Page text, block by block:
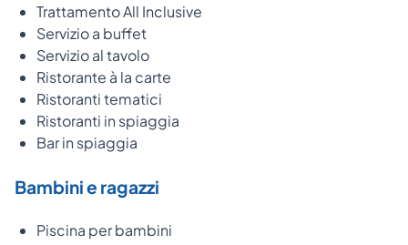
Trattamento All Inclusive
Servizio a buffet
Servizio al tavolo
Ristorante à la carte
Ristoranti tematici
Ristoranti in spiaggia
Bar in spiaggia
Bambini e ragazzi
Piscina per bambini